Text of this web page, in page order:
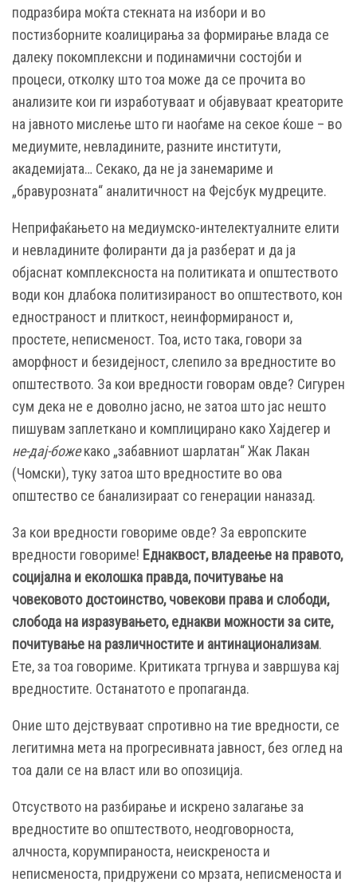
подразбира моќта стекната на избори и во
постизборните коалицирања за формирање влада се
далеку покомплексни и подинамични состојби и
процеси, отколку што тоа може да се прочита во
анализите кои ги изработуваат и објавуваат креаторите
на јавното мислење што ги наоѓаме на секое ќоше – во
медиумите, невладините, разните институти,
академијата… Секако, да не ја занемариме и
„бравурозната“ аналитичност на Фејсбук мудреците.
Неприфаќањето на медиумско-интелектуалните елити
и невладините фолиранти да ја разберат и да ја
објаснат комплексноста на политиката и општеството
води кон длабока политизираност во општеството, кон
едностраност и плиткост, неинформираност и,
простете, неписменост. Тоа, исто така, говори за
аморфност и безидејност, слепило за вредностите во
општеството. За кои вредности говорам овде? Сигурен
сум дека не е доволно јасно, не затоа што јас нешто
пишувам заплеткано и комплицирано како Хајдегер и
не-дај-божекако „забавниот шарлатан“ Жак Лакан
(Чомски), туку затоа што вредностите во ова
општество се банализираат со генерации наназад.
За кои вредности говориме овде? За европските
вредности говориме! Еднаквост, владеење на правото,
социјална и еколошка правда, почитување на
човековото достоинство, човекови права и слободи,
слобода на изразувањето, еднакви можности за сите,
почитување на различностите и антинационализам.
Ете, за тоа говориме. Критиката тргнува и завршува кај
вредностите. Останатото е пропаганда.
Оние што дејствуваат спротивно на тие вредности, се
легитимна мета на прогресивната јавност, без оглед на
тоа дали се на власт или во опозиција.
Отсуството на разбирање и искрено залагање за
вредностите во општеството, неодговорноста,
алчноста, корумпираноста, неискреноста и
неписменоста, придружени со мрзата, неписменоста и